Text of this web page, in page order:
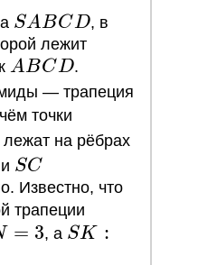
SABCD
SABCD, в
лежит
ABCD
ABCD.
— трапеция
точки
L,
лежат на рёбрахSB,
и SC
SC
Известно, что
трапеции
=
= 3, а SK
SK :